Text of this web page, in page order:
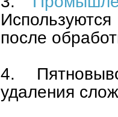
после
4.
удаления